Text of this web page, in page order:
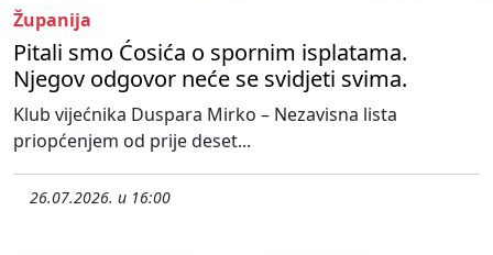
Županija
Pitali smo Ćosića o spornim isplatama.
Njegov odgovor neće se svidjeti svima.
Klub vijećnika Duspara Mirko – Nezavisna lista
priopćenjem od prije deset...
26.07.2026. u 16:00